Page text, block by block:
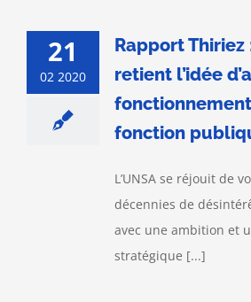
21
02 2020
Rapport Thiriez
retient l’idée
fonction
L’UNSA se réjouit de
décennies de
avec une ambition et
stratégique [...]